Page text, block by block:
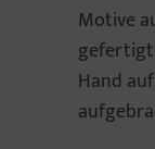
Motive
Hand